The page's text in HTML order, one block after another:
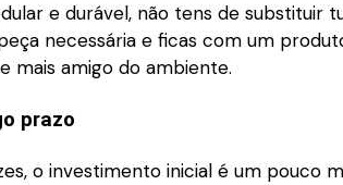
e durável, não tens de substituir
necessária e ficas com um
mais amigo do ambiente.
prazo
o investimento inicial é um pouco